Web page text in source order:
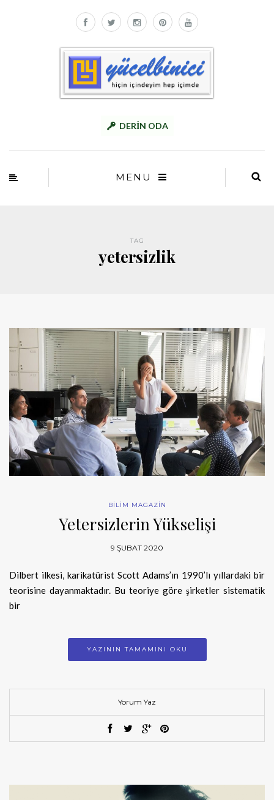
DERİN ODA
MENU
TAG
yetersizlik
BİLİM MAGAZİN
Yetersizlerin Yükselişi
9 ŞUBAT 2020
Dilbert ilkesi, karikatürist Scott Adams’ın 1990’lı yıllardaki bir
teorisine dayanmaktadır. Bu teoriye göre şirketler sistematik
bir
YAZININ TAMAMINI OKU
Yorum Yaz